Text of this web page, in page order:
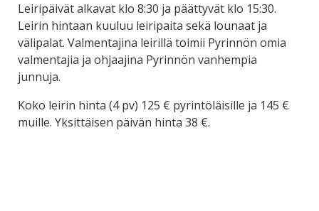
Leiripäivät alkavat klo 8:30 ja päättyvät klo 15:30.
Leirin hintaan kuuluu leiripaita sekä lounaat ja
välipalat. Valmentajina leirillä toimii Pyrinnön omia
valmentajia ja ohjaajina Pyrinnön vanhempia
junnuja.
Koko leirin hinta (4 pv) 125 € pyrintöläisille ja 145 €
muille. Yksittäisen päivän hinta 38 €.